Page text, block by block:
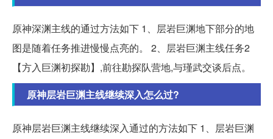
原神深渊主线的通过方法如下 1、层岩巨渊地下部分的地
图是随着任务推进慢慢点亮的。 2、层岩巨渊主线任务2
【方入巨渊初探勘】,前往勘探队营地,与瑾武交谈后点。
原神层岩巨渊主线继续深入怎么过?
原神层岩巨渊主线继续深入通过的方法如下 1、层岩巨渊